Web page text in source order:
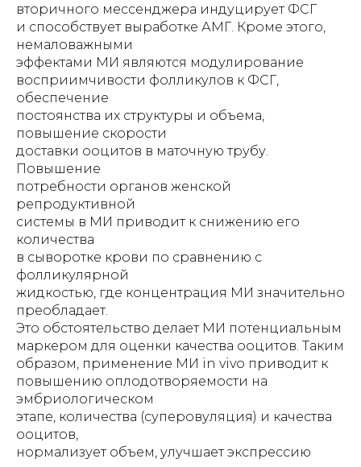
вторичного мессенджера индуцирует ФСГ
и способствует выработке АМГ. Кроме этого,
немаловажными
эффектами МИ являются модулирование
восприимчивости фолликулов к ФСГ,
обеспечение
постоянства их структуры и объема,
повышение скорости
доставки ооцитов в маточную трубу.
Повышение
потребности органов женской
репродуктивной
системы в МИ приводит к снижению его
количества
в сыворотке крови по сравнению с
фолликулярной
жидкостью, где концентрация МИ значительно
преобладает.
Это обстоятельство делает МИ потенциальным
маркером для оценки качества ооцитов. Таким
образом, применение МИ in vivo приводит к
повышению оплодотворяемости на
эмбриологическом
этапе, количества (суперовуляция) и качества
ооцитов,
нормализует объем, улучшает экспрессию